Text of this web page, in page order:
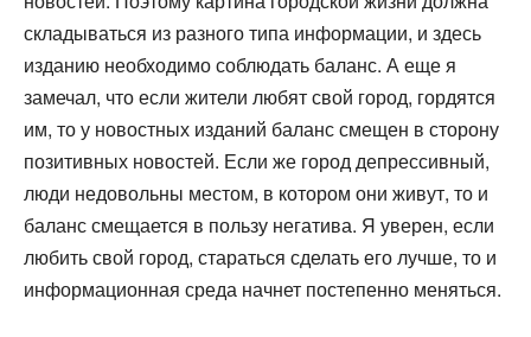
складываться из разного типа информации, и здесь
изданию необходимо соблюдать баланс. А еще я
замечал, что если жители любят свой город, гордятся
им, то у новостных изданий баланс смещен в сторону
позитивных новостей. Если же город депрессивный,
люди недовольны местом, в котором они живут, то и
баланс смещается в пользу негатива. Я уверен, если
любить свой город, стараться сделать его лучше, то и
информационная среда начнет постепенно меняться.